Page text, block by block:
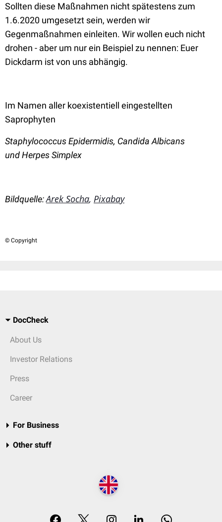
Sollten diese Maßnahmen nicht spätestens zum
1.6.2020 umgesetzt sein, werden wir
Gegenmaßnahmen einleiten. Wir wollen euch nicht
drohen - aber um nur ein Beispiel zu nennen: Euer
Dickdarm ist von uns abhängig.
Im Namen aller koexistentiell eingestellten
Saprophyten
Staphylococcus Epidermidis, Candida Albicans
undHerpes Simplex
Bildquelle:Arek Socha, Pixabay
© Copyright
DocCheck
About Us
Investor Relations
Press
Career
For Business
Other stuff